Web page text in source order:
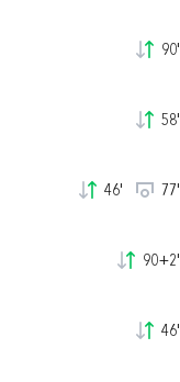
90'
58'
46' 77'
90+2'
46'